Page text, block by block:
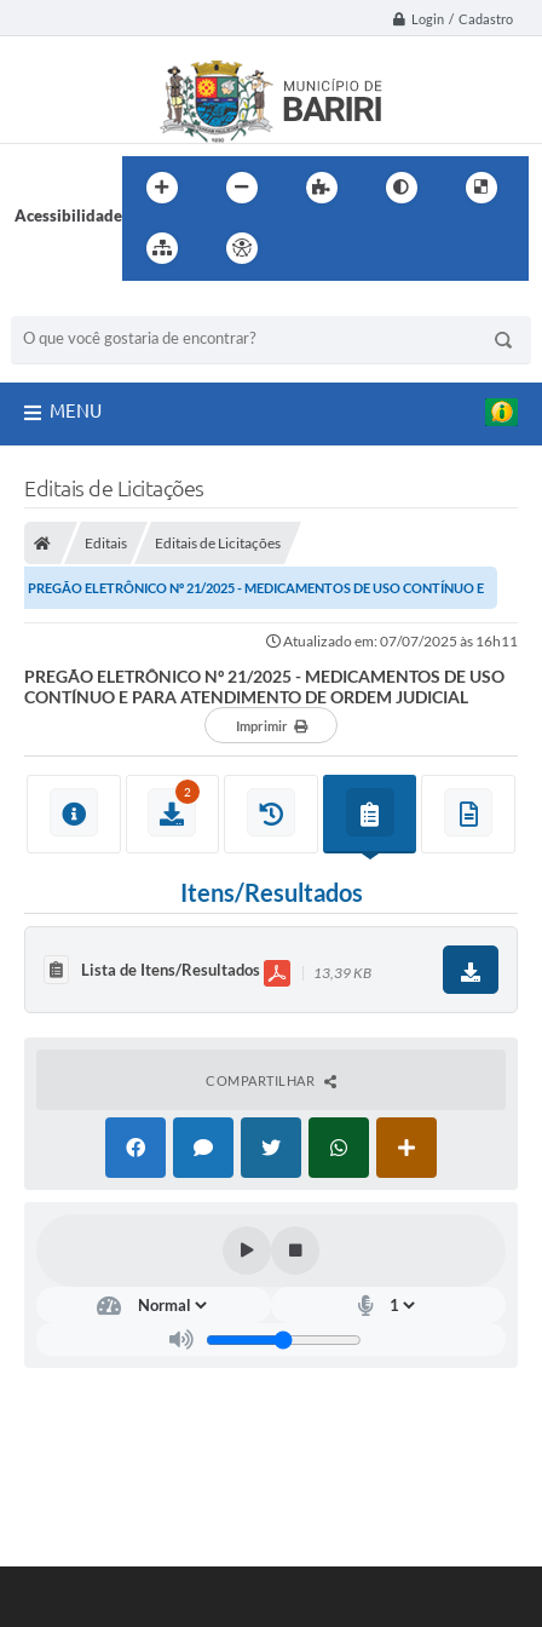
Login / Cadastro
Acessibilidade
MENU
Editais de Licitações
Editais Editais de Licitações
PREGÃO ELETRÔNICO Nº 21/2025 - MEDICAMENTOS DE USO CONTÍNUO E
Atualizado em: 07/07/2025 às 16h11
PREGÃO ELETRÔNICO Nº 21/2025 - MEDICAMENTOS DE USO
CONTÍNUO E PARA ATENDIMENTO DE ORDEM JUDICIAL
Imprimir
2
Itens/Resultados
Lista de Itens/Resultados 13,39 KB
COMPARTILHAR